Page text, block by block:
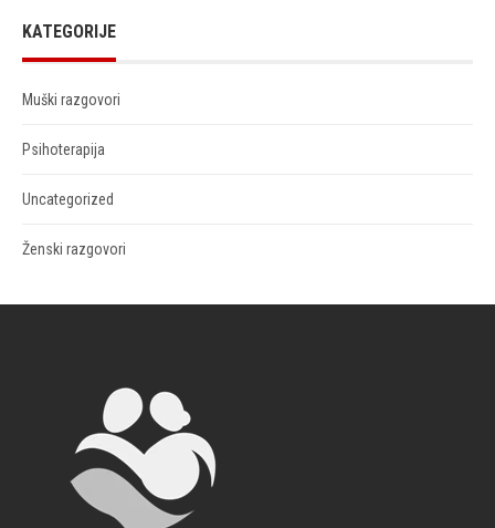
KATEGORIJE
Muški razgovori
Psihoterapija
Uncategorized
Ženski razgovori